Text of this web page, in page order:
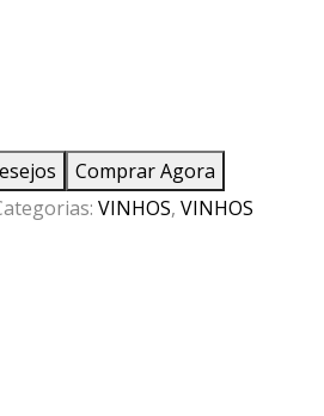
Comprar Agora
VINHOS, VINHOS